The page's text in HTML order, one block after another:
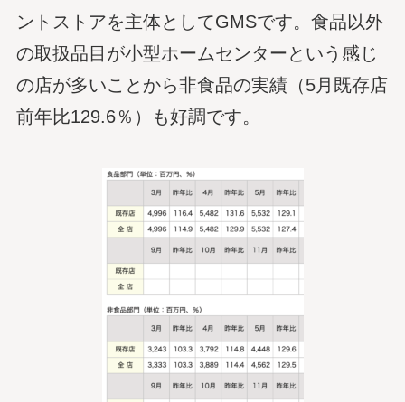
ントストアを主体としてGMSです。食品以外
の取扱品目が小型ホームセンターという感じ
の店が多いことから非食品の実績（5月既存店
前年比129.6％）も好調です。